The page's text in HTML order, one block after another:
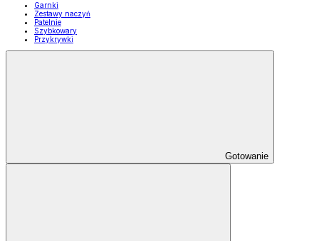
Garnki
Zestawy naczyń
Patelnie
Szybkowary
Przykrywki
Gotowanie